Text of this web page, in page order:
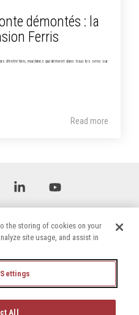
démontés : la
Ferris
d'entretien, machines qui dérivent dans tous les sens sur
Read more
en matière de cookies
Linkedin
the storing of cookies on your
site usage, and assist in
All